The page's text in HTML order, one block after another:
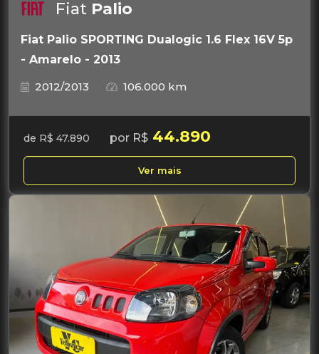
Fiat Palio
Fiat Palio SPORTING Dualogic 1.6 Flex 16V 5p
- Amarelo - 2013
2012/2013
106.000 km
de R$ 47.890 por R$ 44.890
Ver mais